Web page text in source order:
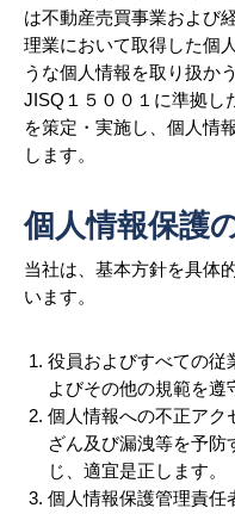
は不動産売買事業および
理業において取得した個
うな個人情報を取り扱か
JISQ１５００１に準拠し
を策定・実施し、個人情
します。
個人情報保護
当社は、基本方針を具体
います。
役員およびすべての従
よびその他の規範を遵
個人情報への不正アク
ざん及び漏洩等を予
じ、適宜是正します。
個人情報保護管理責任